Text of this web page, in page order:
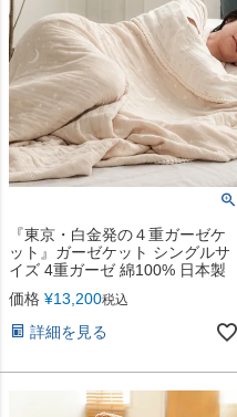
『東京・白金発の４重ガーゼケ
ット』ガーゼケット シングルサ
イズ 4重ガーゼ 綿100% 日本製
価格 ¥13,200税込
詳細を見る